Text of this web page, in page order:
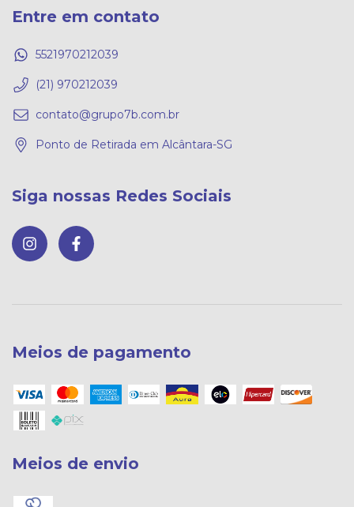
Entre em contato
5521970212039
(21) 970212039
contato@grupo7b.com.br
Ponto de Retirada em Alcântara-SG
Siga nossas Redes Sociais
Meios de pagamento
Meios de envio